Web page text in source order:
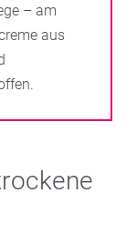
– am
aus